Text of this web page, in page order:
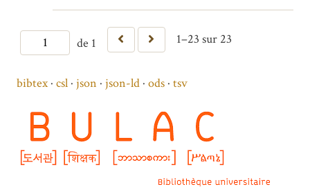
de 1 1–23 sur 23
bibtex csl json json-ld ods tsv